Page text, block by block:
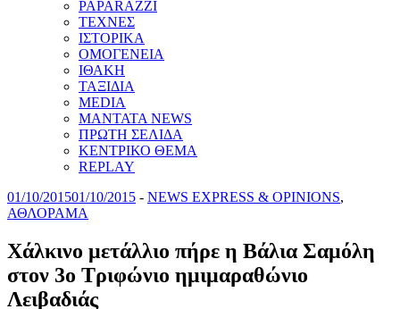
PAPARAZZI
ΤΕΧΝΕΣ
ΙΣΤΟΡΙΚΑ
ΟΜΟΓΕΝΕΙΑ
ΙΘΑΚΗ
ΤΑΞΙΔΙΑ
MEDIA
MANTATA NEWS
ΠΡΩΤΗ ΣΕΛΙΔΑ
ΚΕΝΤΡΙΚΟ ΘΕΜΑ
REPLAY
01/10/201501/10/2015 - NEWS EXPRESS & OPINIONS,
ΑΘΛΟΡΑΜΑ
Χάλκινο μετάλλιο πήρε η Βάλια Σαμόλη
στον 3ο Tριφώνιο ημιμαραθώνιο
Λειβαδιάς